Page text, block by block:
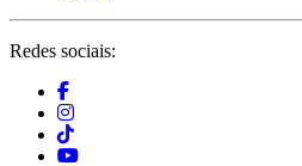
Redes sociais: